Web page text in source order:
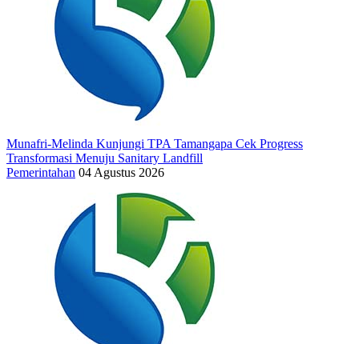
Munafri-Melinda Kunjungi TPA Tamangapa Cek Progress
Transformasi Menuju Sanitary Landfill
Pemerintahan 04 Agustus 2026